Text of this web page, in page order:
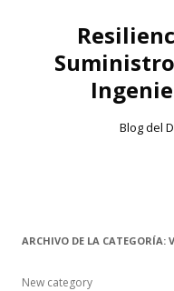
Blog del
ARCHIVO DE LA CATEGORÍA:
New category